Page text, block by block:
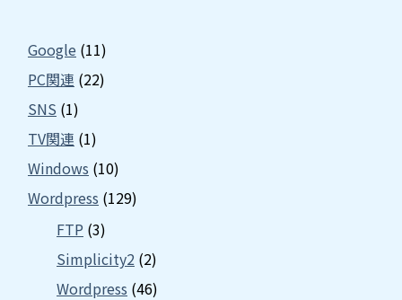
Google (11)
PC関連 (22)
SNS (1)
TV関連 (1)
Windows (10)
Wordpress (129)
FTP (3)
Simplicity2 (2)
Wordpress (46)